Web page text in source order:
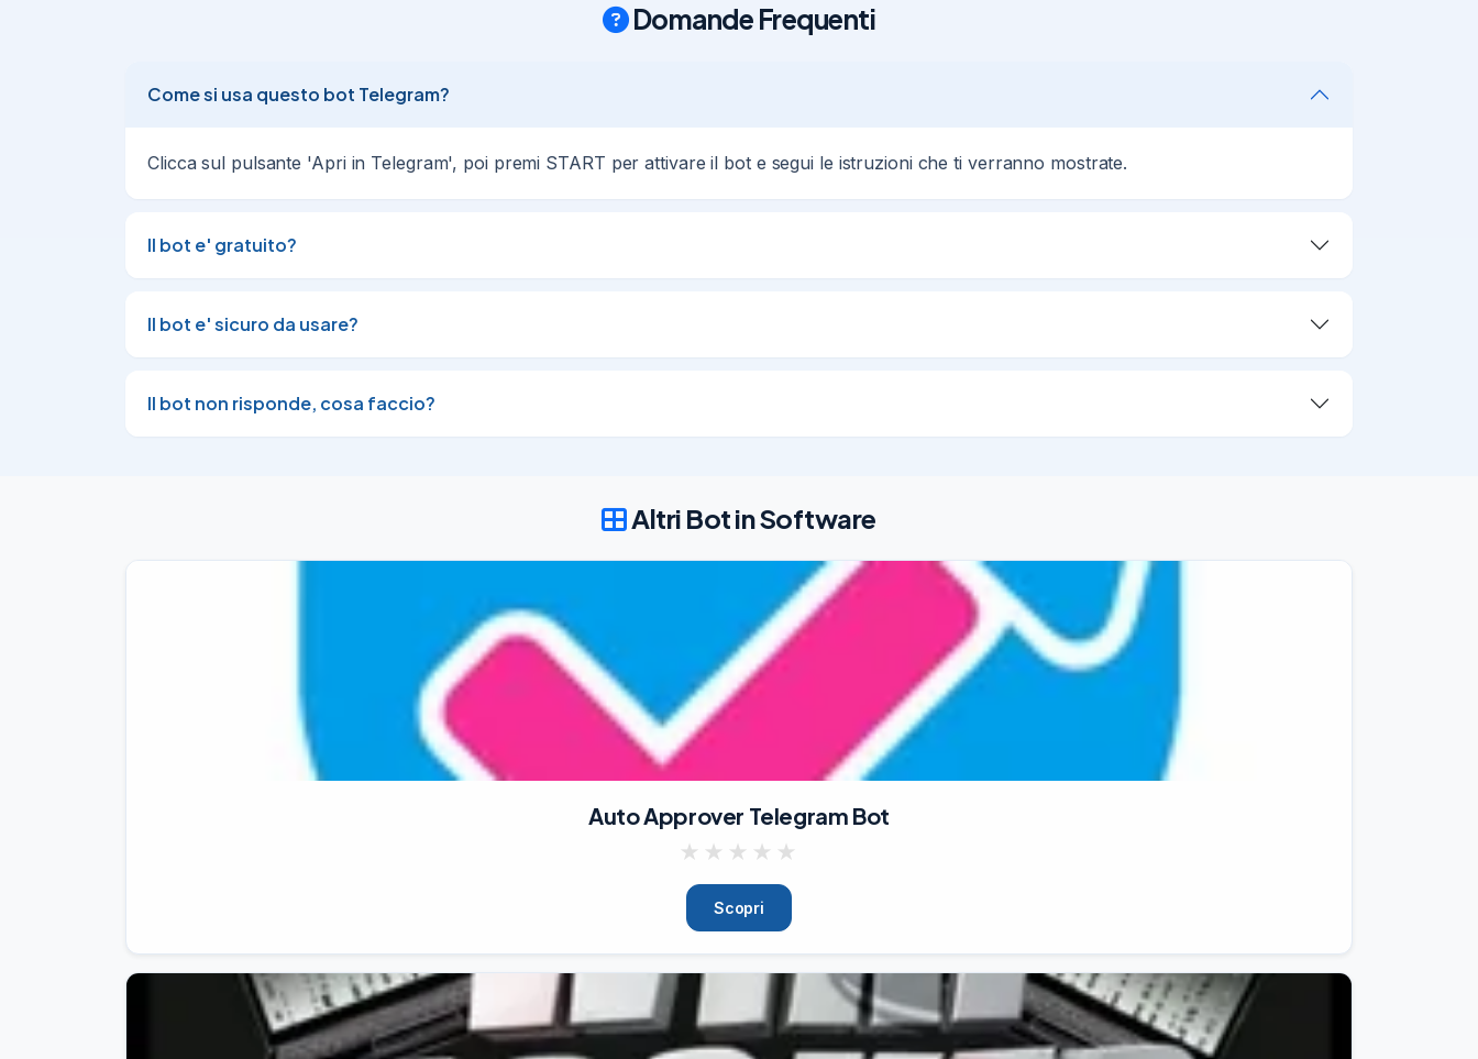
Domande Frequenti
Come si usa questo bot Telegram?
Clicca sul pulsante 'Apri in Telegram', poi premi START per attivare il bot e segui le istruzioni che ti verranno mostrate.
Il bot e' gratuito?
Il bot e' sicuro da usare?
Il bot non risponde, cosa faccio?
Altri Bot in Software
Auto Approver Telegram Bot
★ ★ ★ ★ ★
Scopri